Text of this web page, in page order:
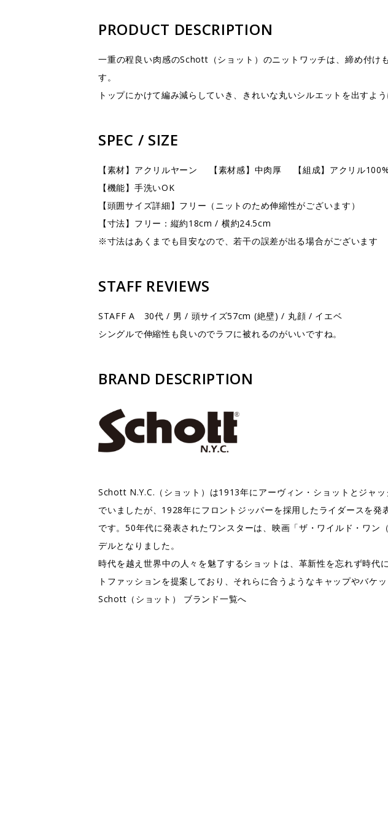
PRODUCT DESCRIPTION
一重の程良い肉感のSchott（ショット）のニットワッチは、締め付
す。
トップにかけて編み減らしていき、きれいな丸いシルエットを出すよう
SPEC / SIZE
【素材】アクリルヤーン 【素材感】中肉厚 【組成】アクリル
【機能】手洗いOK
【頭囲サイズ詳細】フリー（ニットのため伸縮性がございます）
【寸法】フリー：縦約18cm / 横約24.5cm
※寸法はあくまでも目安なので、若干の誤差が出る場合がございます
STAFF REVIEWS
STAFF A 30代 / 男 / 頭サイズ57cm (絶壁) / 丸顔 / イエベ
シングルで伸縮性も良いのでラフに被れるのがいいですね。
BRAND DESCRIPTION
Schott N.Y.C.（ショット）は1913年にアーヴィン・ショットとジャ
でいましたが、1928年にフロントジッパーを採用したライダースを
です。50年代に発表されたワンスターは、映画「ザ・ワイルド・ワ
デルとなりました。
時代を越え世界中の人々を魅了するショットは、革新性を忘れず時
トファッションを提案しており、それらに合うようなキャップやバケ
Schott（ショット） ブランド一覧へ